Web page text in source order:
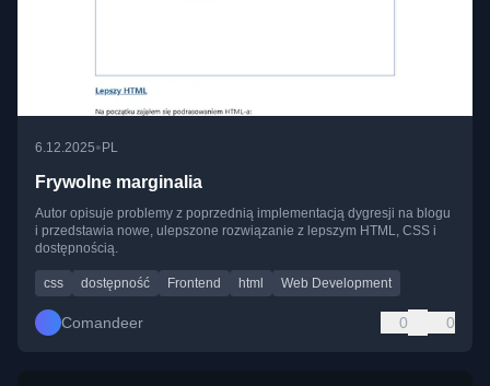
6.12.2025•PL
Frywolne marginalia
Autor opisuje problemy z poprzednią implementacją dygresji na blogu
i przedstawia nowe, ulepszone rozwiązanie z lepszym HTML, CSS i
dostępnością.
css dostępność Frontend html Web Development
Comandeer 0 0